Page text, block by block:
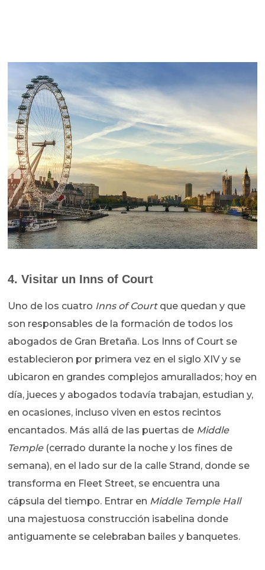
4. Visitar un Inns of Court
Uno de los cuatro Inns of Courtque quedan y que
son responsables de la formación de todos los
abogados de Gran Bretaña. Los Inns of Court se
establecieron por primera vez en el siglo XIV y se
ubicaron en grandes complejos amurallados; hoy en
día, jueces y abogados todavía trabajan, estudian y,
en ocasiones, incluso viven en estos recintos
encantados. Más allá de las puertas de Middle
Temple(cerrado durante la noche y los fines de
semana), en el lado sur de la calle Strand, donde se
transforma en Fleet Street, se encuentra una
cápsula del tiempo. Entrar en Middle Temple Hall
una majestuosa construcción isabelina donde
antiguamente se celebraban bailes y banquetes.